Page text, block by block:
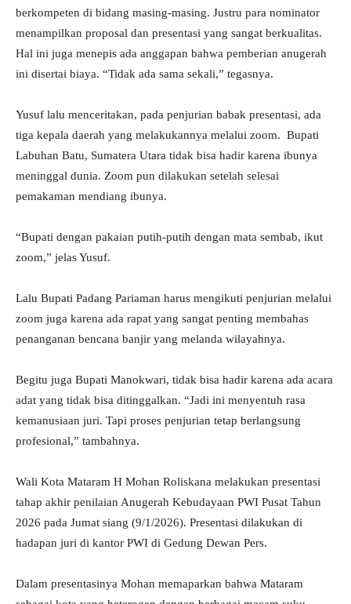
berkompeten di bidang masing-masing. Justru para nominator
menampilkan proposal dan presentasi yang sangat berkualitas.
Hal ini juga menepis ada anggapan bahwa pemberian anugerah
ini disertai biaya. “Tidak ada sama sekali,” tegasnya.
Yusuf lalu menceritakan, pada penjurian babak presentasi, ada
tiga kepala daerah yang melakukannya melalui zoom. Bupati
Labuhan Batu, Sumatera Utara tidak bisa hadir karena ibunya
meninggal dunia. Zoom pun dilakukan setelah selesai
pemakaman mendiang ibunya.
“Bupati dengan pakaian putih-putih dengan mata sembab, ikut
zoom,” jelas Yusuf.
Lalu Bupati Padang Pariaman harus mengikuti penjurian melalui
zoom juga karena ada rapat yang sangat penting membahas
penanganan bencana banjir yang melanda wilayahnya.
Begitu juga Bupati Manokwari, tidak bisa hadir karena ada acara
adat yang tidak bisa ditinggalkan. “Jadi ini menyentuh rasa
kemanusiaan juri. Tapi proses penjurian tetap berlangsung
profesional,” tambahnya.
Wali Kota Mataram H Mohan Roliskana melakukan presentasi
tahap akhir penilaian Anugerah Kebudayaan PWI Pusat Tahun
2026 pada Jumat siang (9/1/2026). Presentasi dilakukan di
hadapan juri di kantor PWI di Gedung Dewan Pers.
Dalam presentasinya Mohan memaparkan bahwa Mataram